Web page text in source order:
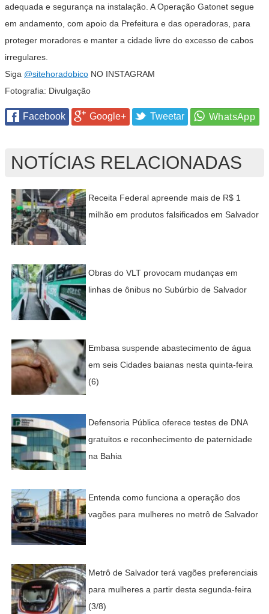
adequada e segurança na instalação. A Operação Gatonet segue
em andamento, com apoio da Prefeitura e das operadoras, para
proteger moradores e manter a cidade livre do excesso de cabos
irregulares.
Siga @sitehoradobico NO INSTAGRAM
Fotografia: Divulgação
Facebook Google+ Tweetar
NOTÍCIAS RELACIONADAS
Receita Federal apreende mais de R$ 1
milhão em produtos falsificados em Salvador
Obras do VLT provocam mudanças em
linhas de ônibus no Subúrbio de Salvador
Embasa suspende abastecimento de água
em seis Cidades baianas nesta quinta-feira
(6)
Defensoria Pública oferece testes de DNA
gratuitos e reconhecimento de paternidade
na Bahia
Entenda como funciona a operação dos
vagões para mulheres no metrô de Salvador
Metrô de Salvador terá vagões preferenciais
para mulheres a partir desta segunda-feira
(3/8)